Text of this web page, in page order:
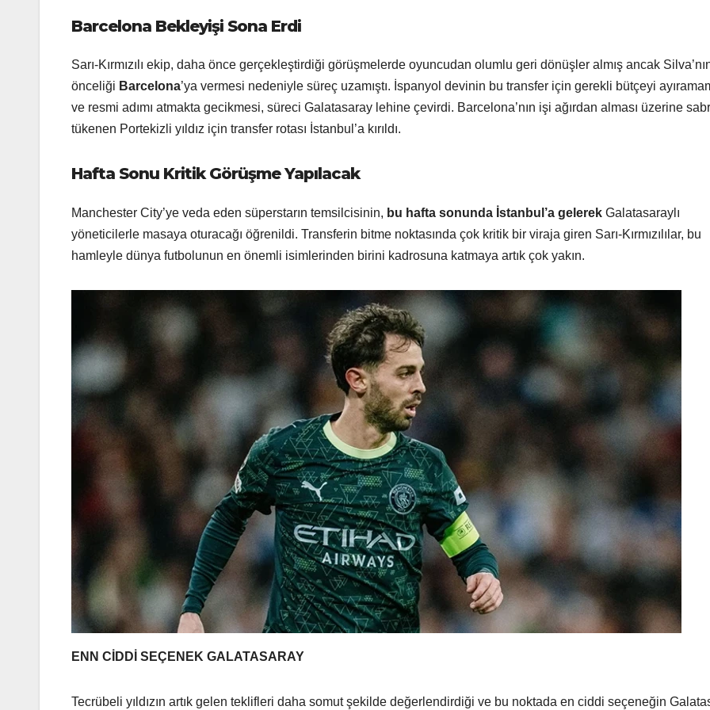
Barcelona Bekleyişi Sona Erdi
Sarı-Kırmızılı ekip, daha önce gerçekleştirdiği görüşmelerde oyuncudan olumlu geri dönüşler almış ancak
önceliği Barcelona’ya vermesi nedeniyle süreç uzamıştı. İspanyol devinin bu transfer için gerekli bütçeyi
ve resmi adımı atmakta gecikmesi, süreci Galatasaray lehine çevirdi. Barcelona’nın işi ağırdan alması üzerine
tükenen Portekizli yıldız için transfer rotası İstanbul’a kırıldı.
Hafta Sonu Kritik Görüşme Yapılacak
Manchester City’ye veda eden süperstarın temsilcisinin, bu hafta sonunda İstanbul’a gelerek Galatasaraylı
yöneticilerle masaya oturacağı öğrenildi. Transferin bitme noktasında çok kritik bir viraja giren Sarı-Kırmızılılar, bu
hamleyle dünya futbolunun en önemli isimlerinden birini kadrosuna katmaya artık çok yakın.
ENN CİDDİ SEÇENEK GALATASARAY
Tecrübeli yıldızın artık gelen teklifleri daha somut şekilde değerlendirdiği ve bu noktada en ciddi seçeneğin